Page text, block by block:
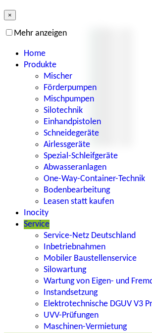
Mehr anzeigen
Home
Produkte
Mischer
Förderpumpen
Mischpumpen
Silotechnik
Einhandpistolen
Schneidegeräte
Airlessgeräte
Spezial-Schleifgeräte
Abwasseranlagen
One-Way-Container-Technik
Bodenbearbeitung
Leasen statt kaufen
Inocity
Service
Service-Netz Deutschland
Inbetriebnahmen
Mobiler Baustellenservice
Silowartung
Wartung von Eigen- und
Instandsetzung
Elektrotechnische DGUV V3
UVV-Prüfungen
Maschinen-Vermietung
×